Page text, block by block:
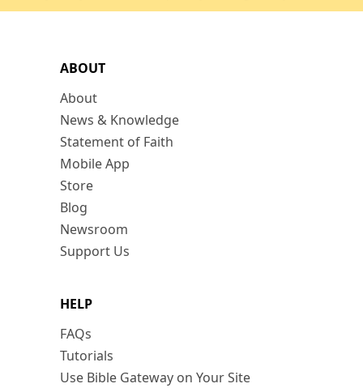
ABOUT
About
News & Knowledge
Statement of Faith
Mobile App
Store
Blog
Newsroom
Support Us
HELP
FAQs
Tutorials
Use Bible Gateway on Your Site